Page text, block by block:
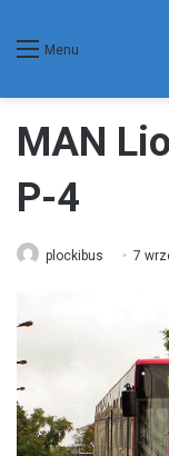
Menu
MAN
P-4
plockibus 7